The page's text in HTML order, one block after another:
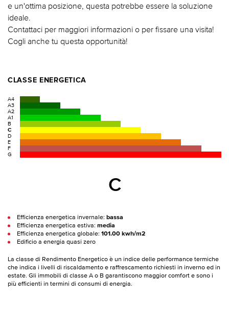
e un'ottima posizione, questa potrebbe essere la soluzione
ideale.
Contattaci per maggiori informazioni o per fissare una visita!
Cogli anche tu questa opportunità!
CLASSE ENERGETICA
A4
A3
A2
A1
B
C
D
E
F
G
C
Efficienza energetica invernale: bassa
Efficienza energetica estiva: media
Efficienza energetica globale: 101.00 kwh/m2
Edificio a energia quasi zero
La classe di Rendimento Energetico è un indice delle performance termiche
che indica i livelli di riscaldamento e raffrescamento richiesti in inverno ed in
estate. Gli immobili di classe A o B garantiscono maggior comfort e sono i
più efficienti in termini di consumi di energia.